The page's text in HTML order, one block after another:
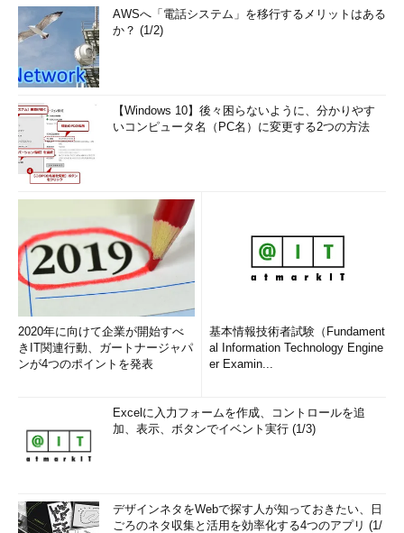
AWSへ「電話システム」を移行するメリットはある
か？ (1/2)
【Windows 10】後々困らないように、分かりやす
いコンピュータ名（PC名）に変更する2つの方法
2020年に向けて企業が開始すべ
きIT関連行動、ガートナージャパ
ンが4つのポイントを発表
基本情報技術者試験（Fundament
al Information Technology Engine
er Examin...
Excelに入力フォームを作成、コントロールを追
加、表示、ボタンでイベント実行 (1/3)
デザインネタをWebで探す人が知っておきたい、日
ごろのネタ収集と活用を効率化する4つのアプリ (1/